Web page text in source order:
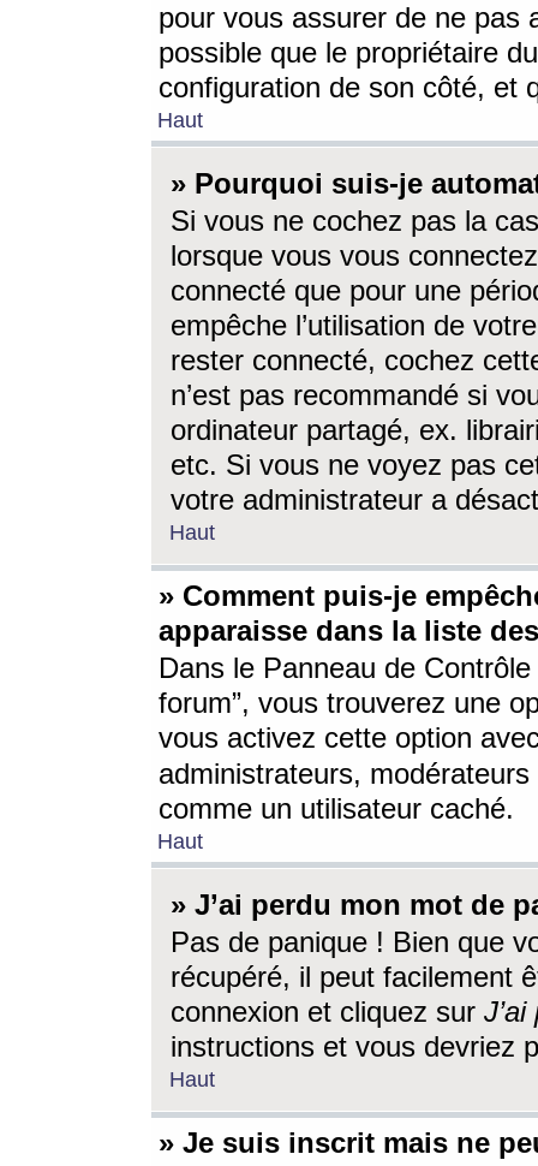
pour vous assurer de ne pas
possible que le propriétaire
configuration de son côté, et
Haut
» Pourquoi suis-je
Si vous ne cochez pas la
lorsque vous vous
connecté que pour une
empêche l’utilisation de
rester connecté, cochez
n’est pas recommandé si
ordinateur partagé, ex.
etc. Si vous ne voyez pas
votre administrateur a
Haut
» Comment puis-je
apparaisse dans la liste
Dans le Panneau de
forum”, vous trouverez une
vous activez cette option
administrateurs,
comme un utilisateur caché.
Haut
» J’ai perdu mon mot de
Pas de panique ! Bien que
récupéré, il peut facilement
connexion et cliquez sur
instructions et vous devriez
Haut
» Je suis inscrit mais ne